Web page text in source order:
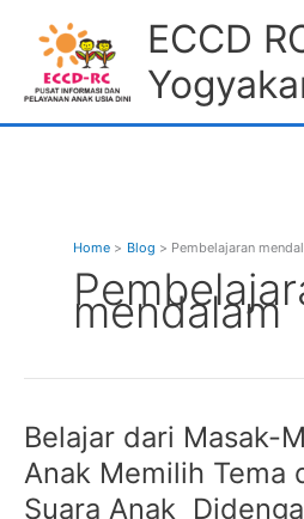
content
ECCD
Home Blog Pembelajaran
mendalam
Belajar dari Masak-
Anak Memilih Tema
Suara Anak
Belajar
dari
Masak-
Masakan: